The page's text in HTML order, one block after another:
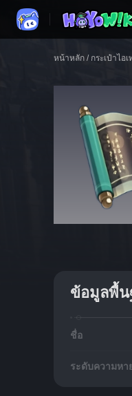
หน้าหลัก / กระเป๋าไอเ
ข้อมูลพื้น
ชื่อ
ระดับความหา